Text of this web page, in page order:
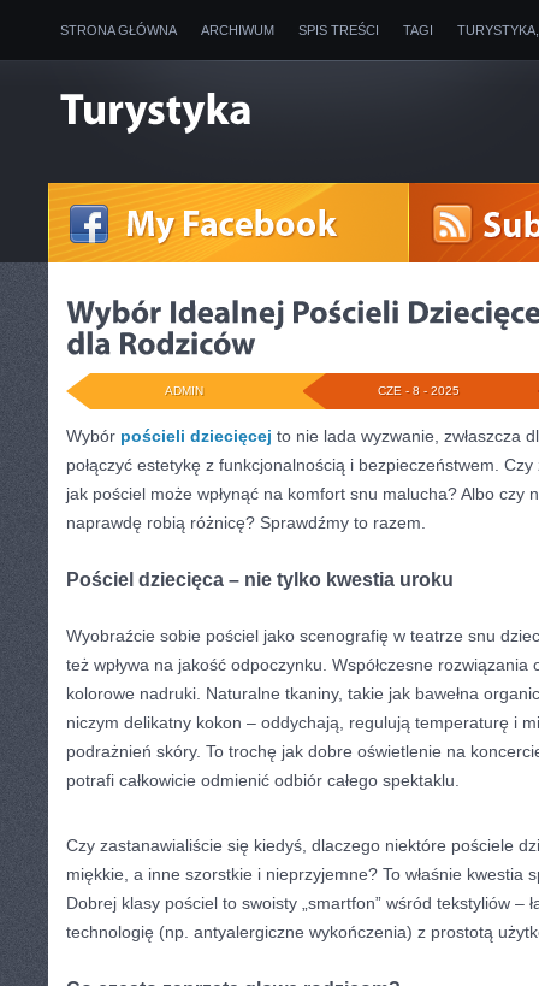
STRONA GŁÓWNA ARCHIWUM SPIS TREŚCI TAGI
CZE - 8 - 2025
ADMIN
Wybór pościeli dziecięcej to nie lada wyzwanie, zwłaszcza
połączyć estetykę z funkcjonalnością i bezpieczeństwem.
jak pościel może wpłynąć na komfort snu malucha? Albo czy
naprawdę robią różnicę? Sprawdźmy to razem.
Pościel dziecięca – nie tylko kwestia uroku
Wyobraźcie sobie pościel jako scenografię w teatrze snu
też wpływa na jakość odpoczynku. Współczesne
kolorowe nadruki. Naturalne tkaniny, takie jak bawełna
niczym delikatny kokon – oddychają, regulują temperaturę i
podrażnień skóry. To trochę jak dobre oświetlenie na
potrafi całkowicie odmienić odbiór całego spektaklu.
Czy zastanawialiście się kiedyś, dlaczego niektóre pościele
miękkie, a inne szorstkie i nieprzyjemne? To właśnie kwestia
Dobrej klasy pościel to swoisty „smartfon” wśród tekstyliów –
technologię (np. antyalergiczne wykończenia) z prostotą